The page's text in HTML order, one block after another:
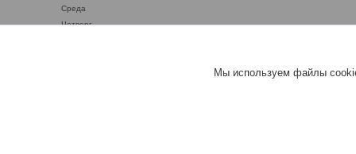
Среда
Четверг
Мы используем файлы